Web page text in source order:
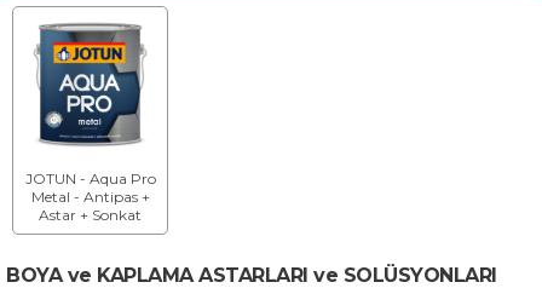
JOTUN - Aqua Pro
Metal - Antipas +
Astar + Sonkat
BOYA ve KAPLAMA ASTARLARI ve SOLÜSYONLARI